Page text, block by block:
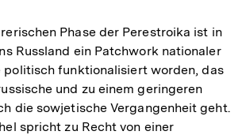
Phase der Perestroika ist in
Russland ein Patchwork nationaler
politisch funktionalisiert worden, das
und zu einem geringeren
die sowjetische Vergangenheit geht.
spricht zu Recht von einer